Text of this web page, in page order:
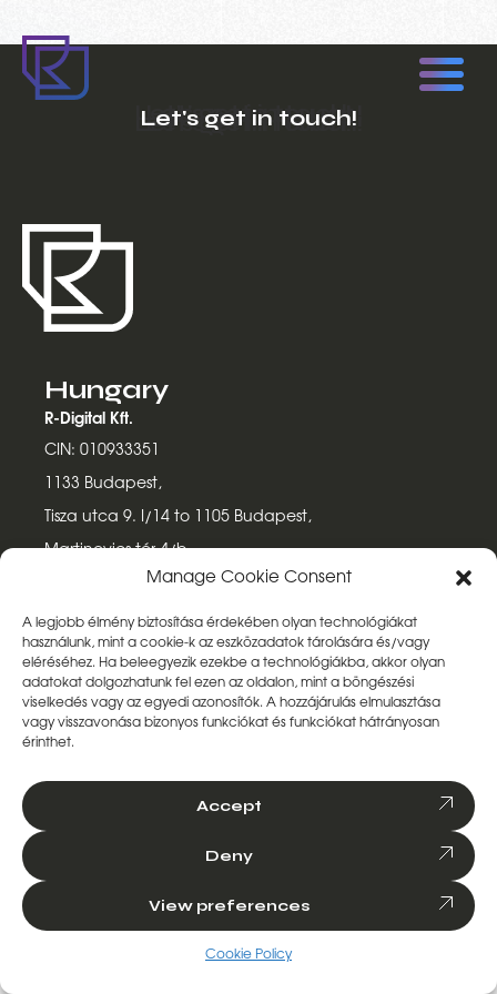
Manage Cookie Consent
A legjobb élmény biztosítása érdekében olyan technológiákat
használunk, mint a cookie-k az eszközadatok tárolására és/vagy
eléréséhez. Ha beleegyezik ezekbe a technológiákba, akkor olyan
adatokat dolgozhatunk fel ezen az oldalon, mint a böngészési
viselkedés vagy az egyedi azonosítók. A hozzájárulás elmulasztása
vagy visszavonása bizonyos funkciókat és funkciókat hátrányosan
érinthet.
Accept
Deny
View preferences
Cookie Policy
Let's get in touch!
Hungary
R-Digital Kft.
CIN: 010933351
1133 Budapest,
Tisza utca 9. I/14 to 1105 Budapest,
Martinovics tér 4/b
UK
Marketing Budget Ltd.
CIN: 11511236
187 Armistice Avenue, Chelmsford,
Revind Digital ©2026